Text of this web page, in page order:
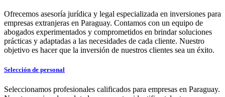
Ofrecemos asesoría jurídica y legal especializada en inversiones para
empresas extranjeras en Paraguay. Contamos con un equipo de
abogados experimentados y comprometidos en brindar soluciones
prácticas y adaptadas a las necesidades de cada cliente. Nuestro
objetivo es hacer que la inversión de nuestros clientes sea un éxito.
Selección de personal
Seleccionamos profesionales calificados para empresas en Paraguay.